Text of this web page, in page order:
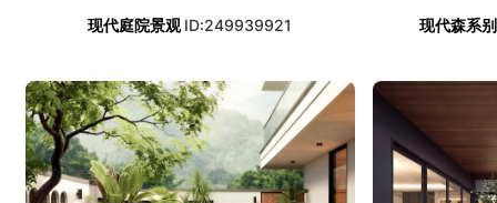
现代庭院景观 ID:249939921 现代森系